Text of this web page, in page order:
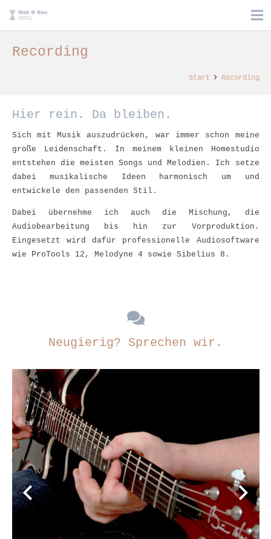
Recording
Start Recording
Hier rein. Da bleiben.
Sich mit Musik auszudrücken, war immer schon meine
große Leidenschaft. In meinem kleinen Homestudio
entstehen die meisten Songs und Melodien. Ich setze
dabei musikalische Ideen harmonisch um und
entwickele den passenden Stil.
Dabei übernehme ich auch die Mischung, die
Audiobearbeitung bis hin zur Vorproduktion.
Eingesetzt wird dafür professionelle Audiosoftware
wie ProTools 12, Melodyne 4 sowie Sibelius 8.
Neugierig? Sprechen wir.